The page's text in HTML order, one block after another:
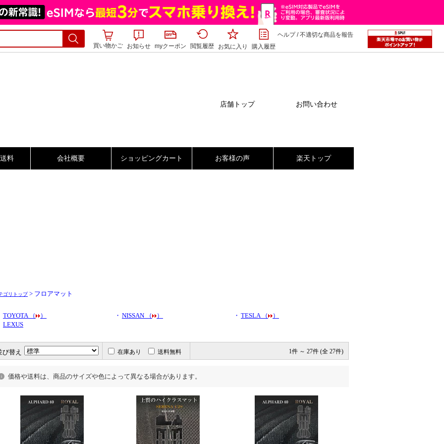
買い物かご お知らせ myクーポン 閲覧履歴 お気に入り 購入履歴
ヘルプ/不適切な商品を報告
ゴリトップ> フロアマット
TOYOTA （ ） ・ NISSAN （ ） ・ TESLA （
）
LEXUS
び替え 在庫あり 送料無料 1件 ～ 27件 (全 27件)
価格や送料は、商品のサイズや色によって異なる場合があります。